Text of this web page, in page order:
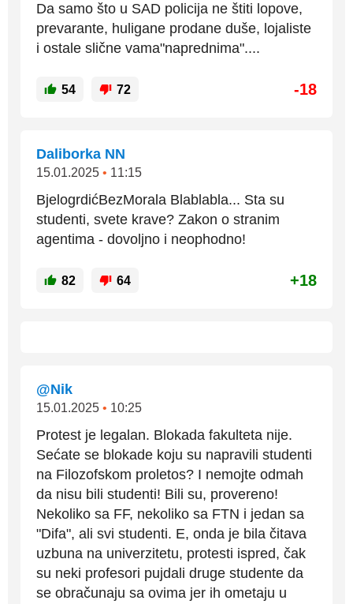
Da samo što u SAD policija ne štiti lopove,
prevarante, huligane prodane duše, lojaliste
i ostale slične vama"naprednima"....
54 72 -18
Daliborka NN
15.01.2025 • 11:15
BjelogrdićBezMorala Blablabla... Sta su
studenti, svete krave? Zakon o stranim
agentima - dovoljno i neophodno!
82 64 +18
@Nik
15.01.2025 • 10:25
Protest je legalan. Blokada fakulteta nije.
Sećate se blokade koju su napravili studenti
na Filozofskom proletos? I nemojte odmah
da nisu bili studenti! Bili su, provereno!
Nekoliko sa FF, nekoliko sa FTN i jedan sa
"Difa", ali svi studenti. E, onda je bila čitava
uzbuna na univerzitetu, protesti ispred, čak
su neki profesori pujdali druge studente da
se obračunaju sa ovima jer ih ometaju u